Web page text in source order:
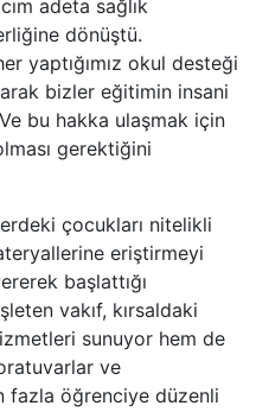
adeta sağlık
dönüştü.
yaptığımız okul desteği
bizler eğitimin insani
bu hakka ulaşmak için
gerektiğini
çocukları nitelikli
eriştirmeyi
başlattığı
vakıf, kırsaldaki
sunuyor hem de
ve
fazla öğrenciye düzenli